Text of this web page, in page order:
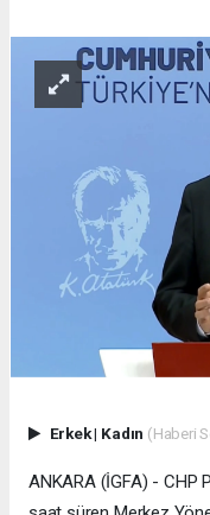
Erkek| Kadın (Haberi
ANKARA (İGFA) - CHP